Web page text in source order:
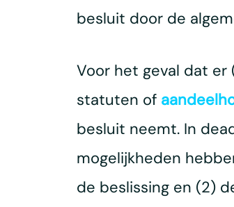
besluit door de
Voor het geval dat er
statuten of
besluit neemt. In
mogelijkheden
de beslissing en (2)